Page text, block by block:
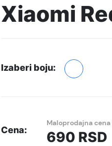
Xiaomi
Izaberi boju:
Cena:
Maloprodajna cena
690 RSD